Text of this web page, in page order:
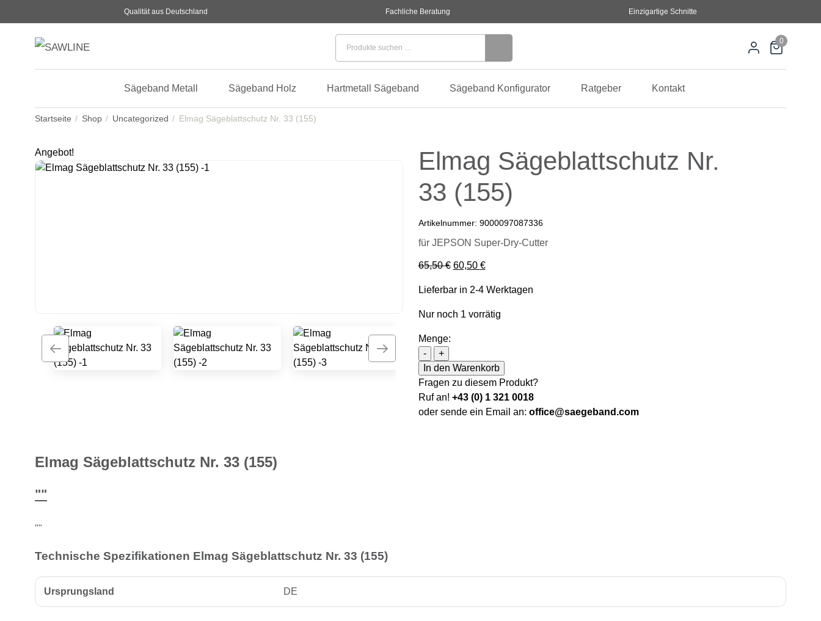
Qualität aus Deutschland Fachliche Beratung Einzigartige Schnitte
Sägeband Metall Sägeband Holz Hartmetall Sägeband Sägeband Konfigurator Ratgeber Kontakt
0
Startseite Shop Uncategorized Elmag Sägeblattschutz Nr. 33 (155)
Angebot!
Elmag Sägeblattschutz Nr.
33 (155)
Artikelnummer: 9000097087336
für JEPSON Super-Dry-Cutter
65,50€ Ursprünglicher Preis war: 65,50 €
60,50 €Aktueller Preis ist: 60,50 €.
Lieferbar in 2-4 Werktagen
Nur noch 1 vorrätig
Menge:
-
Elmag Sägeblattschutz Nr. 33 (155) Menge
+
In den Warenkorb
Fragen zu diesem Produkt?
Ruf an! +43 (0) 1 321 0018
oder sende ein Email an: office@saegeband.com
Elmag Sägeblattschutz Nr. 33 (155)
""
""
Technische Spezifikationen Elmag Sägeblattschutz Nr. 33 (155)
Ursprungsland DE